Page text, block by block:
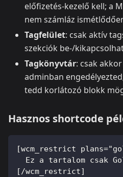
előfizetés‑kezelő kell; a
nem számláz
Tagfelület: csak aktív
szekciók be‑/
Tagkönyvtár: csak
adminban
tedd korlátozó blokk
Hasznos shortcode
[wcm_restrict
Ez a tartalom csak
[/wcm_restrict]